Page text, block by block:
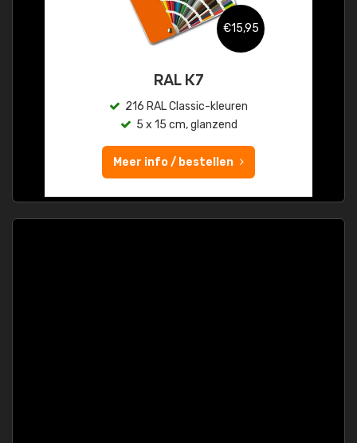
€15,95
RAL K7
216 RAL Classic-kleuren
5 x 15 cm, glanzend
Meer info / bestellen